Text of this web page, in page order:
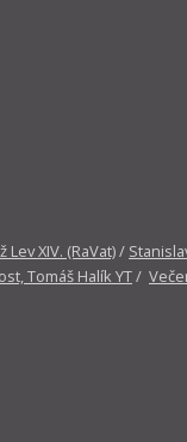
Lev XIV. (RaVat)/
Tomáš Halík YT/